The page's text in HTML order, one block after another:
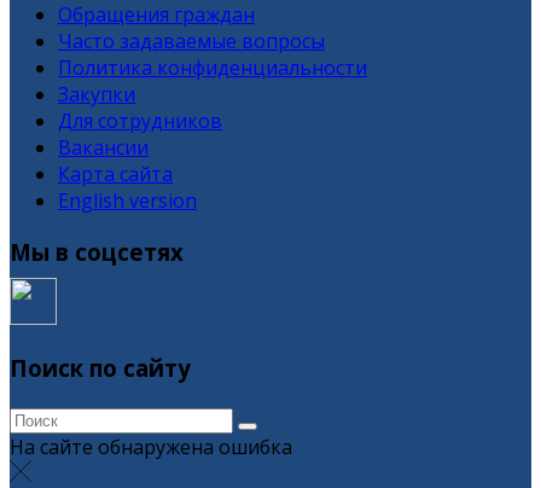
Обращения граждан
Часто задаваемые вопросы
Политика конфиденциальности
Закупки
Для сотрудников
Вакансии
Карта сайта
English version
Мы в соцсетях
Поиск по сайту
На сайте обнаружена ошибка